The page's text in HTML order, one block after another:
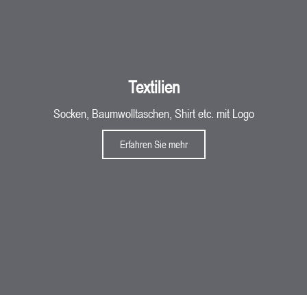
Textilien​
Socken, Baumwolltaschen, Shirt etc. mit Logo
Erfahren Sie mehr